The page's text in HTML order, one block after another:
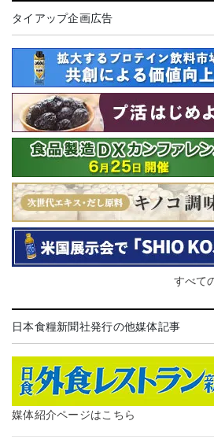
タイアップ企画広告
すべて
日本食糧新聞社発行の他媒体記事
媒体紹介ページはこちら